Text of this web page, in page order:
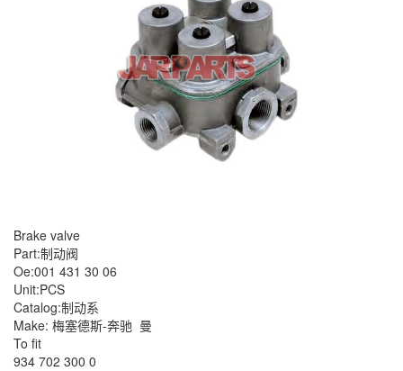
Brake valve
Part:制动阀
Oe:001 431 30 06
Unit:PCS
Catalog:制动系
Make: 梅塞德斯-奔驰 曼
To fit
934 702 300 0